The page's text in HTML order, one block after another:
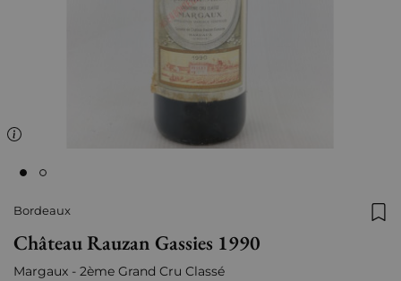
Bordeaux
Château Rauzan Gassies 1990
Margaux - 2ème Grand Cru Classé